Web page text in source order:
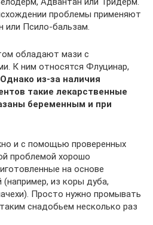
проблемы применяют
или Псило-бальзам.
обладают мази с
К ним относятся Флуцинар,
Однако из-за наличия
такие лекарственные
беременным и при
и с помощью проверенных
проблемой хорошо
на основе
(например, из коры дуба,
Просто нужно промывать
снадобьем несколько раз